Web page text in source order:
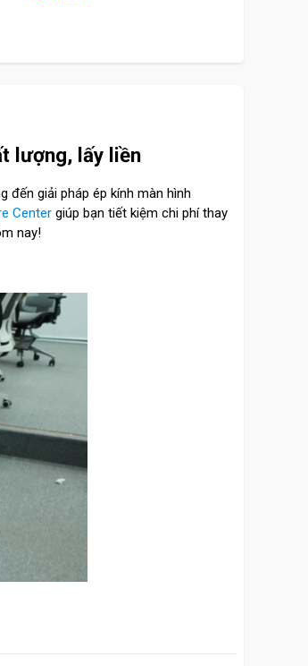
lượng, lấy liền
đến giải pháp ép kính màn hình
Center giúp bạn tiết kiệm chi phí thay
nay!